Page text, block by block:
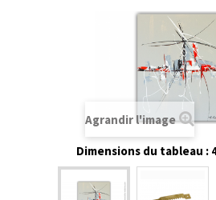
Agrandir l'image
Dimensions du tableau :